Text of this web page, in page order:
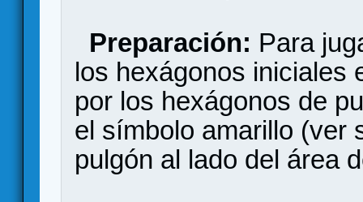
Preparación: Para
los hexágonos iniciales
por los hexágonos de
el símbolo amarillo (ver
pulgón al lado del área